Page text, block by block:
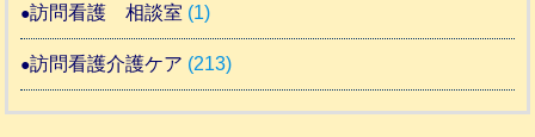
訪問看護 相談室 (1)
訪問看護介護ケア (213)